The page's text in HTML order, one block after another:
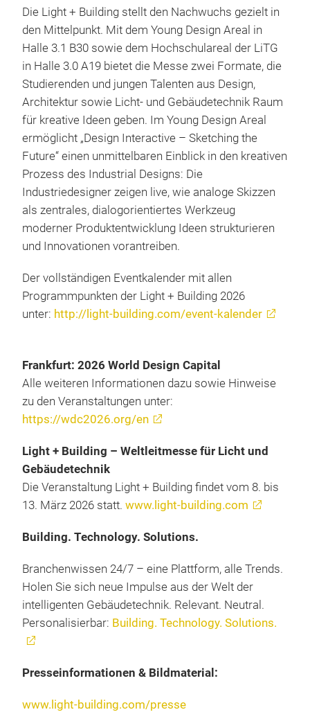
Die Light + Building stellt den Nachwuchs gezielt in
den Mittelpunkt. Mit dem Young Design Areal in
Halle 3.1 B30 sowie dem Hochschulareal der LiTG
in Halle 3.0 A19 bietet die Messe zwei Formate, die
Studierenden und jungen Talenten aus Design,
Architektur sowie Licht- und Gebäudetechnik Raum
für kreative Ideen geben. Im Young Design Areal
ermöglicht „Design Interactive – Sketching the
Future“ einen unmittelbaren Einblick in den kreativen
Prozess des Industrial Designs: Die
Industriedesigner zeigen live, wie analoge Skizzen
als zentrales, dialogorientiertes Werkzeug
moderner Produktentwicklung Ideen strukturieren
und Innovationen vorantreiben.
Der vollständigen Eventkalender mit allen
Programmpunkten der Light + Building 2026
unter: http://light-building.com/event-kalender
Frankfurt: 2026 World Design Capital
Alle weiteren Informationen dazu sowie Hinweise
zu den Veranstaltungen unter:
https://wdc2026.org/en
Light + Building – Weltleitmesse für Licht und
Gebäudetechnik
Die Veranstaltung Light + Building findet vom 8. bis
13. März 2026 statt. www.light-building.com
Building. Technology. Solutions.
Branchenwissen 24/7 – eine Plattform, alle Trends.
Holen Sie sich neue Impulse aus der Welt der
intelligenten Gebäudetechnik. Relevant. Neutral.
Personalisierbar: Building. Technology. Solutions.
Presseinformationen & Bildmaterial:
www.light-building.com/presse